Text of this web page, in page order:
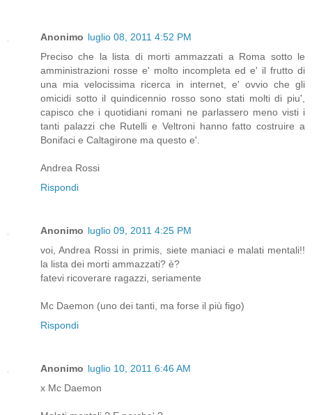
Anonimo luglio 08, 2011 4:52 PM
Preciso che la lista di morti ammazzati a Roma sotto le
amministrazioni rosse e' molto incompleta ed e' il frutto di
una mia velocissima ricerca in internet, e' ovvio che gli
omicidi sotto il quindicennio rosso sono stati molti di piu',
capisco che i quotidiani romani ne parlassero meno visti i
tanti palazzi che Rutelli e Veltroni hanno fatto costruire a
Bonifaci e Caltagirone ma questo e'.
Andrea Rossi
Rispondi
Anonimo luglio 09, 2011 4:25 PM
voi, Andrea Rossi in primis, siete maniaci e malati mentali!!
la lista dei morti ammazzati? è?
fatevi ricoverare ragazzi, seriamente
Mc Daemon (uno dei tanti, ma forse il più figo)
Rispondi
Anonimo luglio 10, 2011 6:46 AM
x Mc Daemon